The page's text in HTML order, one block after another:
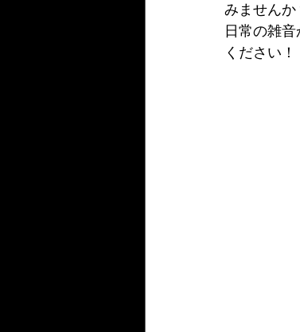
みませんか
日常の雑
ください！